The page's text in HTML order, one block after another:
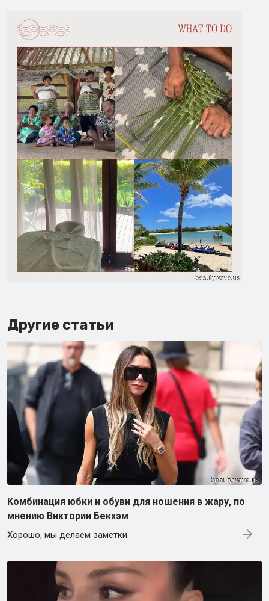
Другие статьи
Комбинация юбки и обуви для ношения в жару, по
мнению Виктории Бекхэм
Хорошо, мы делаем заметки.